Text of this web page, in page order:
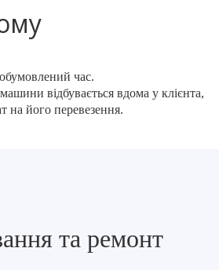
час.
відбувається вдома у клієнта,
на його перевезення.
та ремонт